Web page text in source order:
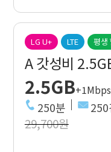
LG U+ LTE 평생
A 갓성비
2.5GB+1Mbps
250분 250
29,700원